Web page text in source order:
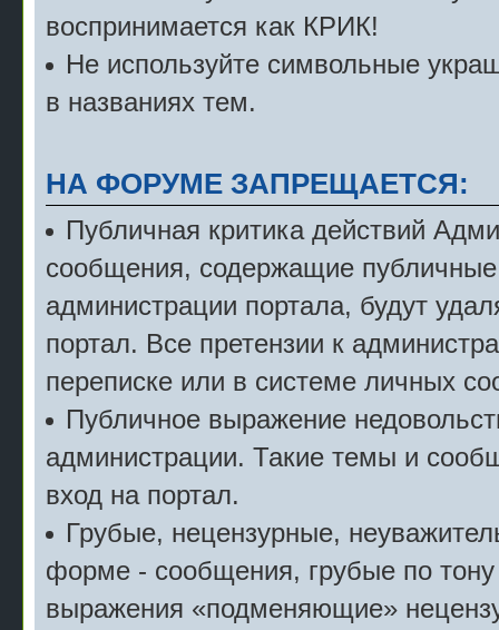
воспринимается как КРИК!
Не используйте символьные
в названиях тем.
НА ФОРУМЕ ЗАПРЕЩАЕТСЯ:
Публичная критика действий
сообщения, содержащие
администрации портала, будут
портал. Все претензии к
переписке или в системе личных
Публичное выражение
администрации. Такие темы и
вход на портал.
Грубые, нецензурные,
форме - сообщения, грубые по
выражения «подменяющие»